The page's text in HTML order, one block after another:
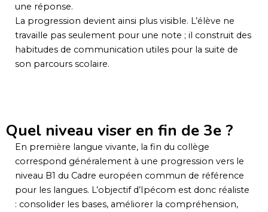
une réponse.
La progression devient ainsi plus visible. L’élève ne
travaille pas seulement pour une note ; il construit des
habitudes de communication utiles pour la suite de
son parcours scolaire.
Quel niveau viser en fin de 3e ?
En première langue vivante, la fin du collège
correspond généralement à une progression vers le
niveau B1 du Cadre européen commun de référence
pour les langues. L’objectif d’Ipécom est donc réaliste
: consolider les bases, améliorer la compréhension,